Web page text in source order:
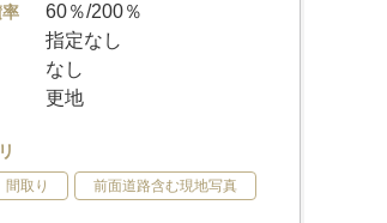
60％/200％
指定なし
なし
更地
間取り 前面道路含む現地写真